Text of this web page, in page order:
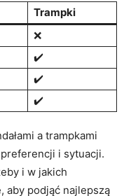
Trampki
❌
✔️
✔️
✔️
‌a trampkami
i sytuacji.
i w jakich
aby podjąć najlepszą‌